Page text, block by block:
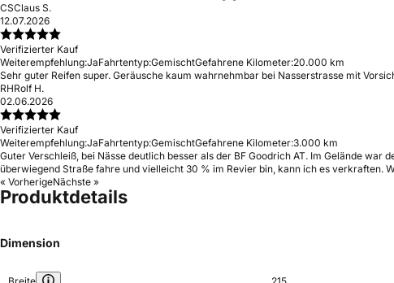
CSClaus S.
12.07.2026
Verifizierter Kauf
Weiterempfehlung:JaFahrtentyp:GemischtGefahrene Kilometer:20.000 km
Sehr guter Reifen super. Geräusche kaum wahrnehmbar bei Nasserstrasse mit
RHRolf H.
02.06.2026
Verifizierter Kauf
Weiterempfehlung:JaFahrtentyp:GemischtGefahrene Kilometer:3.000 km
Guter Verschleiß, bei Nässe deutlich besser als der BF Goodrich AT. Im Gelände
überwiegend Straße fahre und vielleicht 30 % im Revier bin, kann ich es verkraften.
« VorherigeNächste »
Produktdetails
Dimension